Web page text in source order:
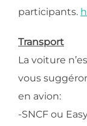
participants.
Transport
La voiture
vous
en avion:
-SNCF ou